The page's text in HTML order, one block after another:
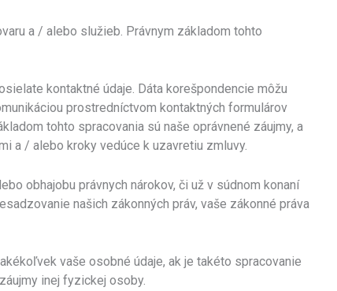
a / alebo služieb. Právnym základom tohto
kontaktné údaje. Dáta korešpondencie môžu
prostredníctvom kontaktných formulárov
tohto spracovania sú naše oprávnené záujmy, a
a / alebo kroky vedúce k uzavretiu zmluvy.
obhajobu právnych nárokov, či už v súdnom konaní
našich zákonných práv, vaše zákonné práva
vaše osobné údaje, ak je takéto spracovanie
inej fyzickej osoby.